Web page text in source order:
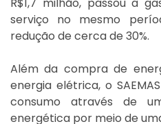
R$1,7 milhão, passou a
serviço no mesmo
redução de cerca de 30%.
Além da compra de
energia elétrica, o
consumo através de
energética por meio de